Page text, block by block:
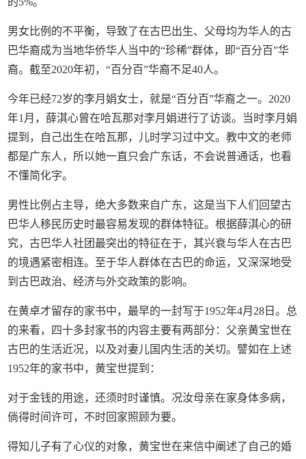
男女比例的不平衡，导致了在古巴出生、父母均为华人的古
巴华裔成为当地华侨华人当中的“珍稀”群体，即“百分百”华
裔。截至2020年初，“百分百”华裔不足40人。
今年已经72岁的李月娟女士，就是“百分百”华裔之一。2020
年1月，薛淇心曾在哈瓦那对李月娟进行了访谈。当时李月娟
提到，自己出生在哈瓦那，儿时学习过中文。教中文的老师
都是广东人，所以她一直只会广东话，不会说普通话，也看
不懂简化字。
男性比例占主导，绝大多数来自广东，这是当下人们回望古
巴华人移民历史时最容易发现的群体特征。根据薛淇心的研
究，古巴华人社团最突出的特征在于，其兴衰与华人在古巴
的境遇紧密相连。至于华人群体在古巴的命运，又深深地受
到古巴政治、经济与外交政策的影响。
在黄卓才留存的家书中，最早的一封写于1952年4月28日。总
的来看，四十多封家书的内容主要有两部分：父亲黄宝世在
古巴的生活近况，以及对妻儿国内生活的关切。譬如在上述
1952年的家书中，黄宝世提到：
对于金钱的用途，还须时时谨慎。况汝母亲在家身体多病，
倘得时间许可，不时回家照顾为要。
得知儿子有了心仪的对象，黄宝世在来信中阐述了自己的婚